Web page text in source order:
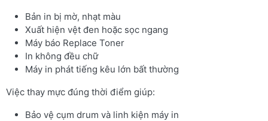
Bản in bị mờ, nhạt màu
Xuất hiện vệt đen hoặc sọc ngang
Máy báo Replace Toner
In không đều chữ
Máy in phát tiếng kêu lớn bất thường
Việc thay mực đúng thời điểm giúp:
Bảo vệ cụm drum và linh kiện máy in